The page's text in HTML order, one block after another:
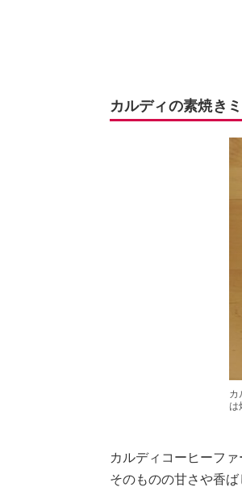
カルディの素焼き
カ
は
カルディコーヒーフ
そのものの甘さや香